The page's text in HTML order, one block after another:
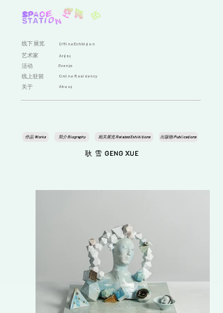
线上驻留
About
艺术家
关于
活动
线下展览 Offline Exhibition
Artist
Events
Online Residency
作品 Works 简介 Biography 相关展览 Related Exhibitions 出版物 Publications
耿 雪 GENG XUE